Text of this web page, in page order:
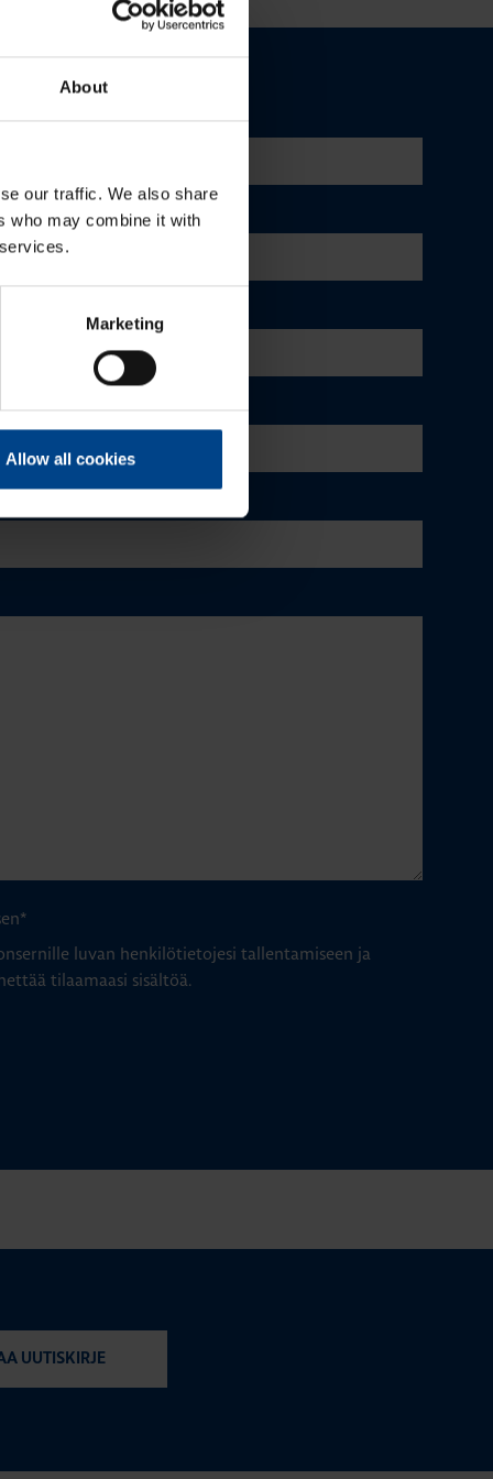
About
our traffic. We also share
who may combine it with
Marketing
Allow all cookies
*
luvan henkilötietojesi tallentamiseen ja
tilaamaasi sisältöä.
UUTISKIRJE